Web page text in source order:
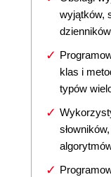
wyjątków,
dzienników
klas i
typów